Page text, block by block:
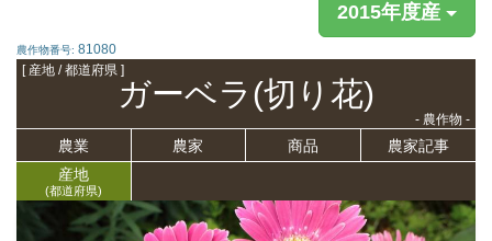
2015年度産
農作物番号: 81080
[ 産地 / 都道府県 ]
ガーベラ(切り花)
- 農作物 -
農業 農家 商品
農家記事
産地
(都道府県)